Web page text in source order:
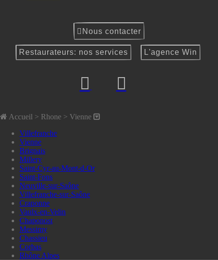
Nous contacter
Restaurateurs: nos services L'agence Win
Accueil > Rhone > Vienne
Villefranche
Vienne
Brignais
Millery
Saint-Cyr-au-Mont-d-Or
Saint-Fons
Neuville-sur-Saône
Villefranche-sur-Saône
Craponne
Vaulx-en-Velin
Chaponost
Messimy
Chassieu
Corbas
Rhône Alpes